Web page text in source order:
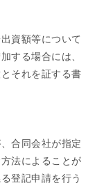
資額等について
する場合には、
それを証する書
合同会社が指定
法によることが
登記申請を行う